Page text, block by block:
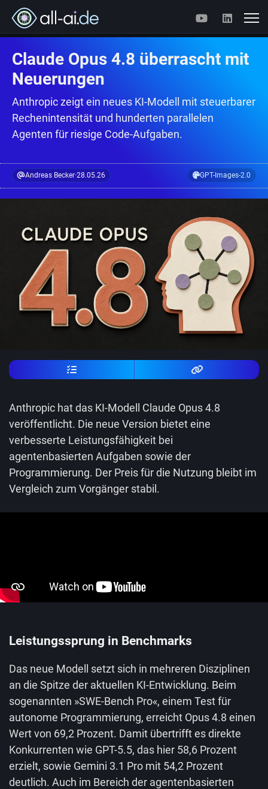
Claude Opus 4.8 überrascht mit
Neuerungen
Anthropic zeigt ein neues KI-Modell mit steuerbarer
Rechenintensität und hunderten parallelen
Agenten für riesige Code-Aufgaben.
Andreas Becker·28.05.26 GPT-Images-2.0
Anthropic hat das KI-Modell Claude Opus 4.8
veröffentlicht. Die neue Version bietet eine
verbesserte Leistungsfähigkeit bei
agentenbasierten Aufgaben sowie der
Programmierung. Der Preis für die Nutzung bleibt im
Vergleich zum Vorgänger stabil.
Leistungssprung in Benchmarks
Das neue Modell setzt sich in mehreren Disziplinen
an die Spitze der aktuellen KI-Entwicklung. Beim
sogenannten »SWE-Bench Pro«, einem Test für
autonome Programmierung, erreicht Opus 4.8 einen
Wert von 69,2 Prozent. Damit übertrifft es direkte
Konkurrenten wie GPT-5.5, das hier 58,6 Prozent
erzielt, sowie Gemini 3.1 Pro mit 54,2 Prozent
deutlich. Auch im Bereich der agentenbasierten